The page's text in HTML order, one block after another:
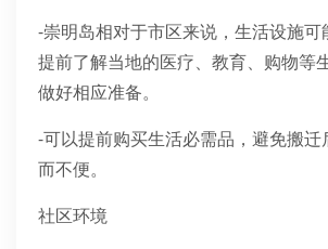
-崇明岛相对于市区来说，生活设施
提前了解当地的医疗、教育、购物等
做好相应准备。
-可以提前购买生活必需品，避免搬迁
而不便。
社区环境